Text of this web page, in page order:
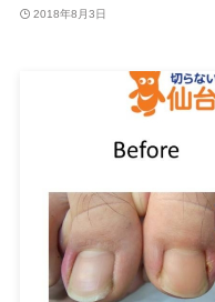
2018年8月3日